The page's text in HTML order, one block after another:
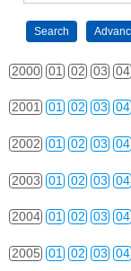
2000 01 02 03 04
2001 01 02 03 04
2002 01 02 03 04
2003 01 02 03 04
2004 01 02 03 04
2005 01 02 03 04